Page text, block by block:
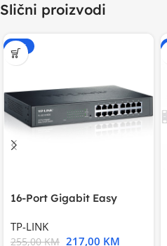
Slični proizvodi
-15%
16-Port Gigabit Easy
TP-LINK
255,00KM 217,00 KM